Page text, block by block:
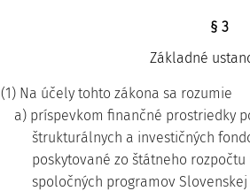
§ 3
Základné
(1) Na účely tohto zákona sa rozumie
a) príspevkom finančné prostriedky
štrukturálnych a investičných
poskytované zo štátneho
spoločných programov